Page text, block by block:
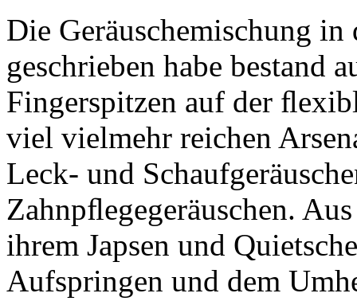
Die Geräuschemischung
geschrieben habe bestand
Fingerspitzen auf der
viel vielmehr reichen
Leck- und
Zahnpﬂegegeräuschen.
ihrem Japsen und
Aufspringen und dem